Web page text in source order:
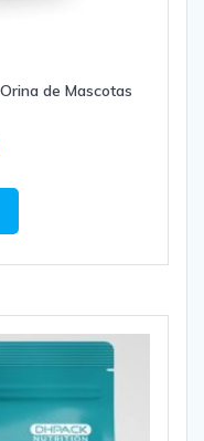
de Mascotas